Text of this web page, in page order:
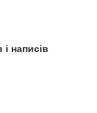
написів